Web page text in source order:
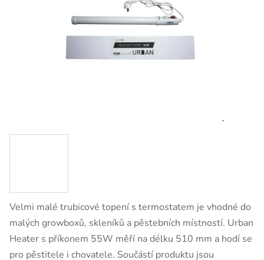
Velmi malé trubicové topení s termostatem je vhodné do
malých growboxů, skleníků a pěstebních místností. Urban
Heater s příkonem 55W měří na délku 510 mm a hodí se
pro pěstitele i chovatele. Součástí produktu jsou